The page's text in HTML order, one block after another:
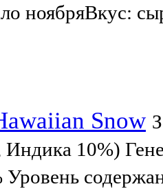
Snow
Индика 10%)